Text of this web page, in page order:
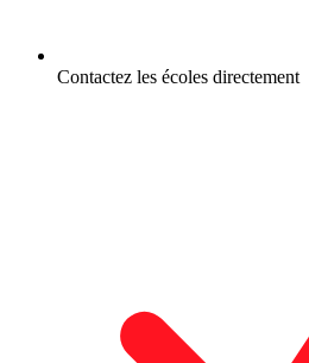
Contactez les écoles directement